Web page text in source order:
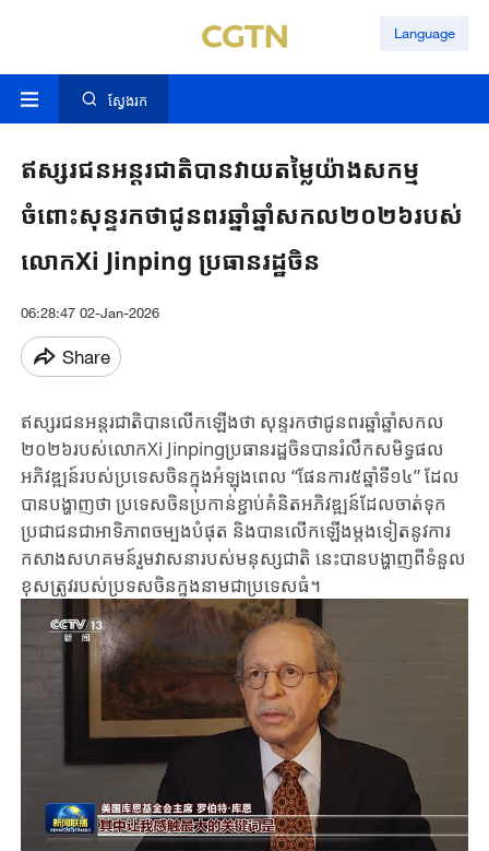
Language
ស្វែងរក
ឥស្សរជនអន្តរជាតិបានវាយតម្លៃយ៉ាងសកម្ម
ចំពោះសុន្ទរកថាជូនពរឆ្នាំឆ្នាំសកល២០២៦របស់
លោកXi Jinping ប្រធានរដ្ឋចិន
06:28:47 02-Jan-2026
Share
ឥស្សរជនអន្តរជាតិ​បាន​លើកឡើងថា​ សុន្ទរកថា​ជូនពរ​ឆ្នាំ​ឆ្នាំ​សកល​​
២០២៦​របស់​លោក​Xi Jinpingប្រធានរដ្ឋ​ចិន​បាន​រំលឹក​សមិទ្ធផល​
អភិវឌ្ឍន៍របស់​ប្រទេស​ចិន​ក្នុងអំឡុងពេល​ “ផែនការ​៥ឆ្នាំ​ទី​១៤​”​ ​ដែល
បាន​បង្ហាញ​ថា ប្រទេស​ចិន​ប្រកាន់ខ្ជាប់​គំនិត​អភិវឌ្ឍន៍​ដែលចាត់ទុក​
ប្រជាជន​ជា​អាទិភាពចម្បងបំផុត​ ​និងបាន​លើកឡើង​ម្តងទៀត​នូវ​ការ​
កសាងសហគមន៍រួមវាសនា​របស់​មនុស្សជាតិ​ ​នេះ​បាន​បង្ហាញពី​ទំនួល​
ខុសត្រូវ​របស់​ប្រទស​ចិនក្នុងនាមជា​ប្រទេស​ធំ។